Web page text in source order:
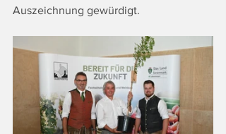
Auszeichnung gewürdigt.